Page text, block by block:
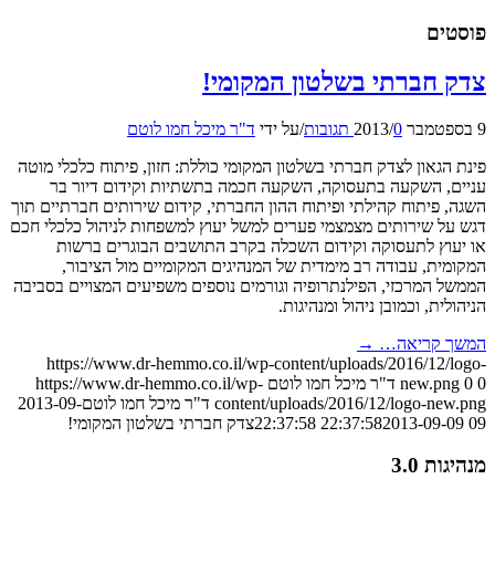
פוסטים
צדק חברתי בשלטון המקומי!
9 בספטמבר 2013 /0 תגובות /על ידי ד"ר מיכל חמו לוטם
פינת הגאון לצדק חברתי בשלטון המקומי כוללת: חזון, פיתוח כלכלי מוטה
עניים, השקעה בתעסוקה, השקעה חכמה בתשתיות וקידום דיור בר
השגה, פיתוח קהילתי ופיתוח ההון החברתי, קידום שירותים חברתיים תוך
דגש על שירותים מצמצמי פערים למשל יעוץ למשפחות לניהול כלכלי חכם
או יעוץ לתעסוקה וקידום השכלה בקרב התושבים הבוגרים ברשות
המקומית, עבודה רב מימדית של המנהיגים המקומיים מול הציבור,
הממשל המרכזי, הפילנתרופיה וגורמים נוספים משפיעים המצויים בסביבה
הניהולית, וכמובן ניהול ומנהיגות.
המשך קריאה… →
https://www.dr-hemmo.co.il/wp-content/uploads/2016/12/logo-
new.png 0 0 ד"ר מיכל חמו לוטם https://www.dr-hemmo.co.il/wp-
content/uploads/2016/12/logo-new.png ד"ר מיכל חמו לוטם2013-09-
09 22:37:58
2013-09-09 22:37:58 צדק חברתי בשלטון המקומי!
מנהיגות 3.0